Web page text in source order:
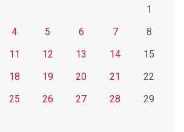
1
4 5 6 7
8
11 12 13 14
15
18 19 20 21
22
25 26 27 28
29